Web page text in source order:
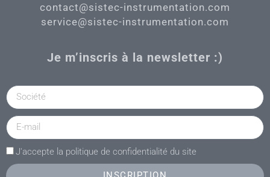
contact@sistec-instrumentation.com
service@sistec-instrumentation.com
Je m’inscris à la newsletter :)
J'accepte la politique de confidentialité du site